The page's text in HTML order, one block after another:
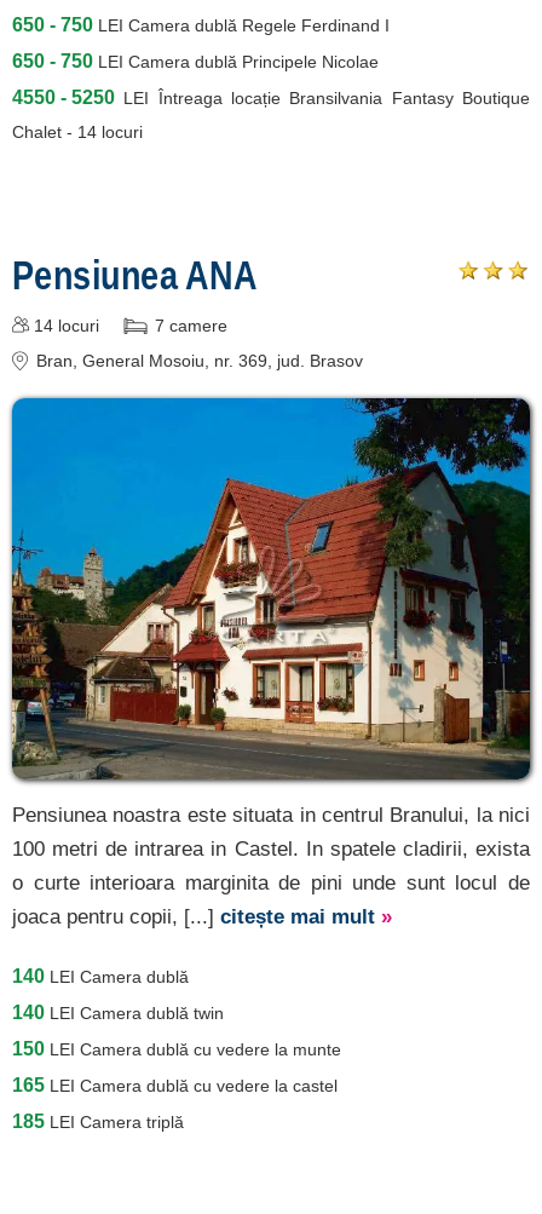
650 - 750 LEI Camera dublă Regele Ferdinand I
650 - 750 LEI Camera dublă Principele Nicolae
4550 - 5250 LEI
Întreaga locație Bransilvania Fantasy Boutique
Chalet - 14 locuri
Pensiunea ANA
14 locuri 7 camere
Bran , General Mosoiu, nr. 369 , jud. Brasov
Pensiunea noastra este situata in centrul Branului, la nici
100 metri de intrarea in Castel. In spatele cladirii, exista
o curte interioara marginita de pini unde sunt locul de
joaca pentru copii, [...] citește mai mult »
140 LEI Camera dublă
140 LEI Camera dublă twin
150 LEI Camera dublă cu vedere la munte
165 LEI Camera dublă cu vedere la castel
185 LEI Camera triplă